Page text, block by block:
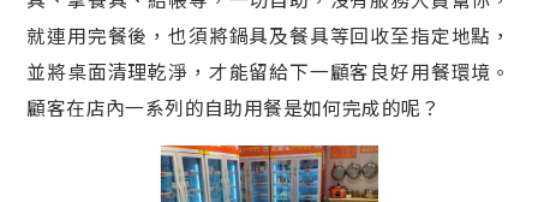
就連用完餐後，也須將鍋具及餐具等回收至指定地點，
並將桌面清理乾淨，才能留給下一顧客良好用餐環境。
顧客在店內一系列的自助用餐是如何完成的呢？